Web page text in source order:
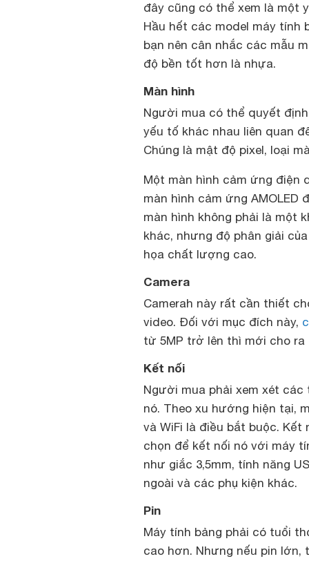
đây cũng có thể xem là một
Hầu hết các model máy tính
bạn nên cân nhắc các mẫu
độ bền tốt hơn là nhựa.
Màn hình
Người mua có thể quyết
yếu tố khác nhau liên quan
Chúng là mật độ pixel, loại
Một màn hình cảm ứng điện
màn hình cảm ứng
màn hình không phải là một
khác, nhưng độ phân giải
họa chất lượng cao.
Camera
Camerah này rất cần thiết
video. Đối với mục đích này,
từ 5MP trở lên thì mới cho
Kết nối
Người mua phải xem xét
nó. Theo xu hướng hiện tại,
và WiFi là điều bắt buộc.
chọn để kết nối nó với máy
như giắc 3,5mm, tính năng
ngoài và các phụ kiện khác.
Pin
Máy tính bảng phải có tuổi
cao hơn. Nhưng nếu pin lớn,